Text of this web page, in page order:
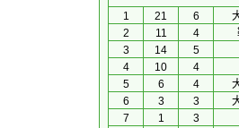
1 21 6
2
11 4
3
14 5
4
10 4
5
6 4
6
3 3
7
1 3